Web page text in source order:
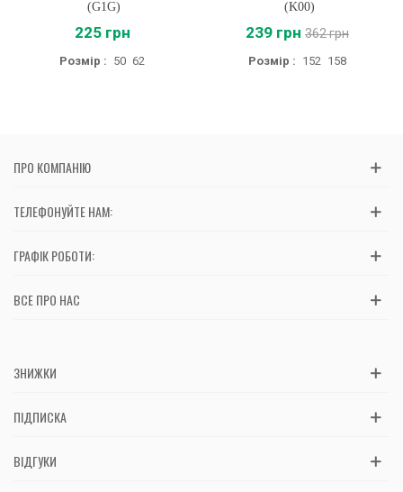
(G1G)
225 грн
Розмір : 50 62
(K00)
239 грн 362 грн
Розмір : 152 158
ПРО КОМПАНІЮ
ТЕЛЕФОНУЙТЕ НАМ:
ГРАФІК РОБОТИ:
ВСЕ ПРО НАС
ЗНИЖКИ
ПІДПИСКА
ВІДГУКИ